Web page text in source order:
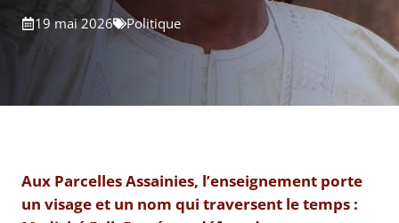
19 mai 2026 Politique
Aux Parcelles Assainies, l’enseignement porte
un visage et un nom qui traversent le temps :